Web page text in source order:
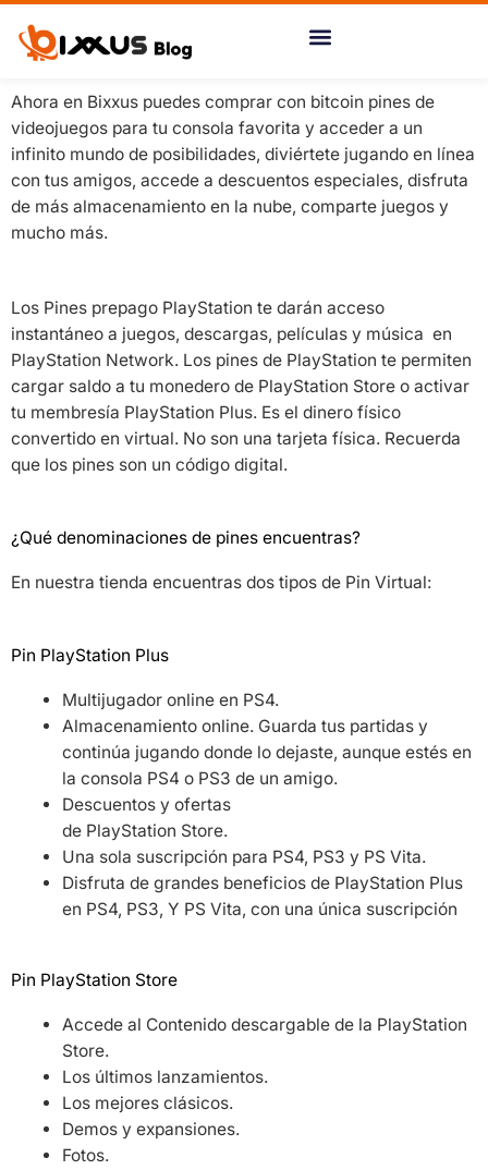
Ir
contenido
Ahora en Bixxus puedes comprar con bitcoin pines de
videojuegos para tu consola favorita y acceder a un
infinito mundo de posibilidades, diviértete jugando en línea
con tus amigos, accede a descuentos especiales, disfruta
de más almacenamiento en la nube, comparte juegos y
mucho más.
Los Pines prepago PlayStation te darán acceso
instantáneo a juegos, descargas, películas y música en
PlayStation Network. Los pines de PlayStation te permiten
cargar saldo a tu monedero de PlayStation Store o activar
tu membresía PlayStation Plus. Es el dinero físico
convertido en virtual. No son una tarjeta física. Recuerda
que los pines son un código digital.
¿Qué denominaciones de pines encuentras?
En nuestra tienda encuentras dos tipos de Pin Virtual:
Pin PlayStation Plus
Multijugador online en PS4.
Almacenamiento online. Guarda tus partidas y
continúa jugando donde lo dejaste, aunque estés en
la consola PS4 o PS3 de un amigo.
Descuentos y ofertas
de PlayStation Store.
Una sola suscripción para PS4, PS3 y PS Vita.
Disfruta de grandes beneficios de PlayStation Plus
en PS4, PS3, Y PS Vita, con una única suscripción
Pin PlayStation Store
Accede al Contenido descargable de la PlayStation
Store.
Los últimos lanzamientos.
Los mejores clásicos.
Demos y expansiones.
Fotos.